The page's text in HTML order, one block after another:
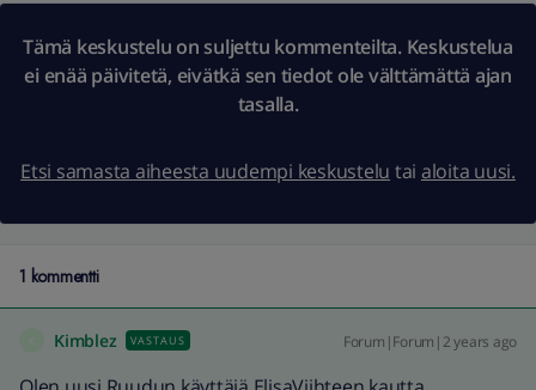
Tämä keskustelu on suljettu kommenteilta. Keskustelua
ei enää päivitetä, eivätkä sen tiedot ole välttämättä ajan
tasalla.
Etsi samasta aiheesta uudempi keskustelu tai aloita uusi.
1 kommentti
Kimblez VASTAUS Forum|Forum|2 years ago